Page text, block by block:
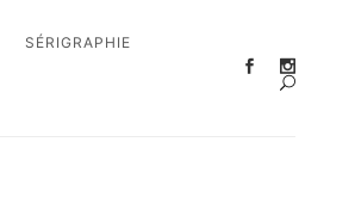
SÉRIGRAPHIE